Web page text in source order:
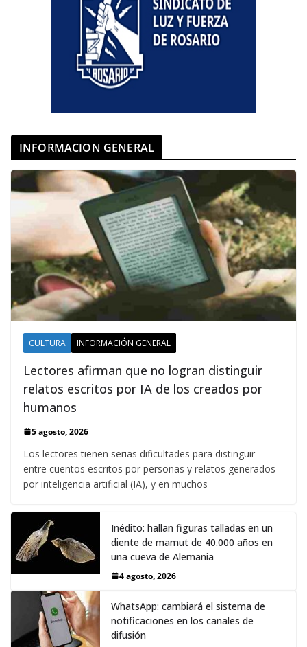
INFORMACION GENERAL
CULTURA INFORMACIÓN GENERAL
Lectores afirman que no logran distinguir
relatos escritos por IA de los creados por
humanos
5 agosto, 2026
Los lectores tienen serias dificultades para distinguir
entre cuentos escritos por personas y relatos generados
por inteligencia artificial (IA), y en muchos
Inédito: hallan figuras talladas en un
diente de mamut de 40.000 años en
una cueva de Alemania
4 agosto, 2026
WhatsApp: cambiará el sistema de
notificaciones en los canales de
difusión